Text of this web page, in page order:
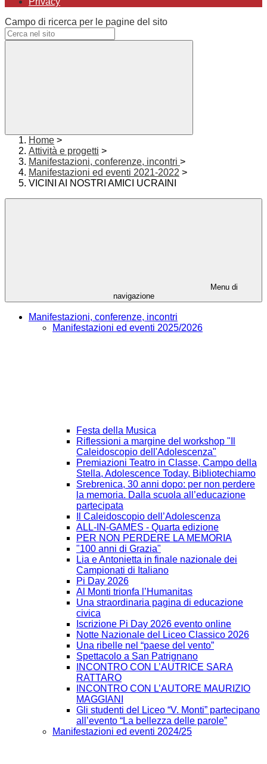
Campo di ricerca per le pagine del sito
Home >
Attività e progetti >
Manifestazioni, conferenze, incontri >
Manifestazioni ed eventi 2021-2022 >
VICINI AI NOSTRI AMICI UCRAINI
Menu di
navigazione
Manifestazioni, conferenze, incontri
Manifestazioni ed eventi 2025/2026
Festa della Musica
Riflessioni a margine del workshop "Il
Caleidoscopio dell'Adolescenza"
Premiazioni Teatro in Classe, Campo della
Stella, Adolescence Today, Bibliotechiamo
Srebrenica, 30 anni dopo: per non perdere
la memoria. Dalla scuola all’educazione
partecipata
Il Caleidoscopio dell’Adolescenza
ALL-IN-GAMES - Quarta edizione
PER NON PERDERE LA MEMORIA
"100 anni di Grazia"
Lia e Antonietta in finale nazionale dei
Campionati di Italiano
Pi Day 2026
Al Monti trionfa l’Humanitas
Una straordinaria pagina di educazione
civica
Iscrizione Pi Day 2026 evento online
Notte Nazionale del Liceo Classico 2026
Una ribelle nel “paese del vento”
Spettacolo a San Patrignano
INCONTRO CON L’AUTRICE SARA
RATTARO
INCONTRO CON L’AUTORE MAURIZIO
MAGGIANI
Gli studenti del Liceo “V. Monti” partecipano
all’evento “La bellezza delle parole”
Manifestazioni ed eventi 2024/25